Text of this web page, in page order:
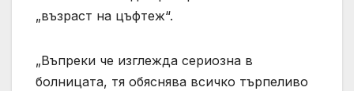
„възраст на цъфтеж“.
„Въпреки че изглежда сериозна в
болницата, тя обяснява всичко търпеливо